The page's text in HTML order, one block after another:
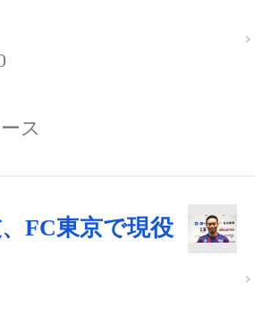
ス
FC東京で現役